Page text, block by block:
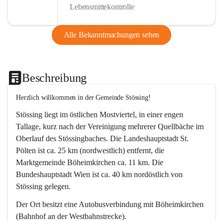
Lebensmittekontrolle
Alle Bekanntmachungen sehen
Beschreibung
Herzlich willkommen in der Gemeinde Stössing!
Stössing liegt im östlichen Mostviertel, in einer engen
Tallage, kurz nach der Vereinigung mehrerer Quellbäche im
Oberlauf des Stössingbaches. Die Landeshauptstadt St.
Pölten ist ca. 25 km (nordwestlich) entfernt, die
Marktgemeinde Böheimkirchen ca. 11 km. Die
Bundeshauptstadt Wien ist ca. 40 km nordöstlich von
Stössing gelegen.
Der Ort besitzt eine Autobusverbindung mit Böheimkirchen
(Bahnhof an der Westbahnstrecke).